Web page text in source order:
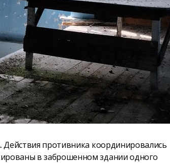
противника координировались
в заброшенном здании одного